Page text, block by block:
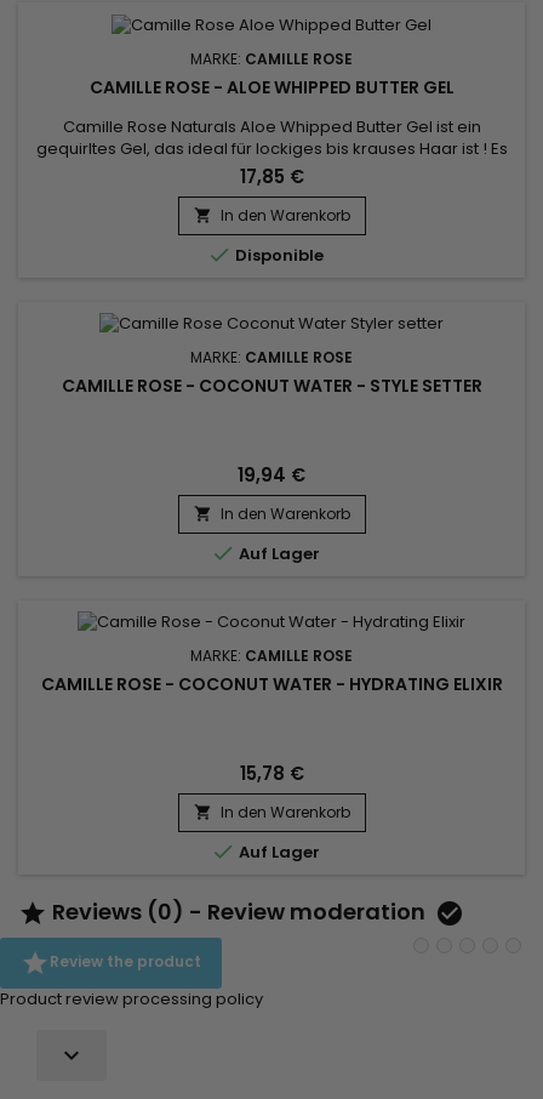
MARKE: CAMILLE ROSE
CAMILLE ROSE - ALOE WHIPPED BUTTER GEL
Camille Rose Naturals Aloe Whipped Butter Gel ist ein
gequirltes Gel, das ideal für lockiges bis krauses Haar ist ! Es
definiert die Locken perfekt und sorgt für ein natürliches
Finish.&nbsp; Ihr Haar wird weich, glänzend, genährt und mit
Feuchtigkeit versorgt.&nbsp; Für noch bessere Ergebnisse
kombinieren Sie es mit den anderen Produkten der Camille...
17,85 €
 In den Warenkorb
 Disponible
MARKE: CAMILLE ROSE
CAMILLE ROSE - COCONUT WATER - STYLE SETTER
19,94 €
 In den Warenkorb
 Auf Lager
MARKE: CAMILLE ROSE
CAMILLE ROSE - COCONUT WATER - HYDRATING ELIXIR
15,78 €
 In den Warenkorb
 Auf Lager
 Reviews (0) - Review moderation 
Review the product
Product review processing policy
